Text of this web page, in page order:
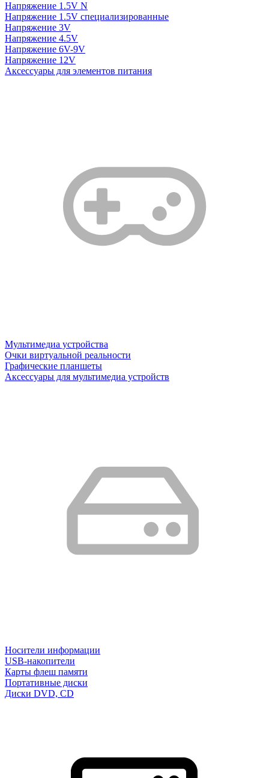
Напряжение 1.5V N
Напряжение 1.5V специализированные
Напряжение 3V
Напряжение 4.5V
Напряжение 6V-9V
Напряжение 12V
Аксессуары для элементов питания
Мультимедиа устройства
Очки виртуальной реальности
Графические планшеты
Аксессуары для мультимедиа устройств
Носители информации
USB-накопители
Карты флеш памяти
Портативные диски
Диски DVD, CD